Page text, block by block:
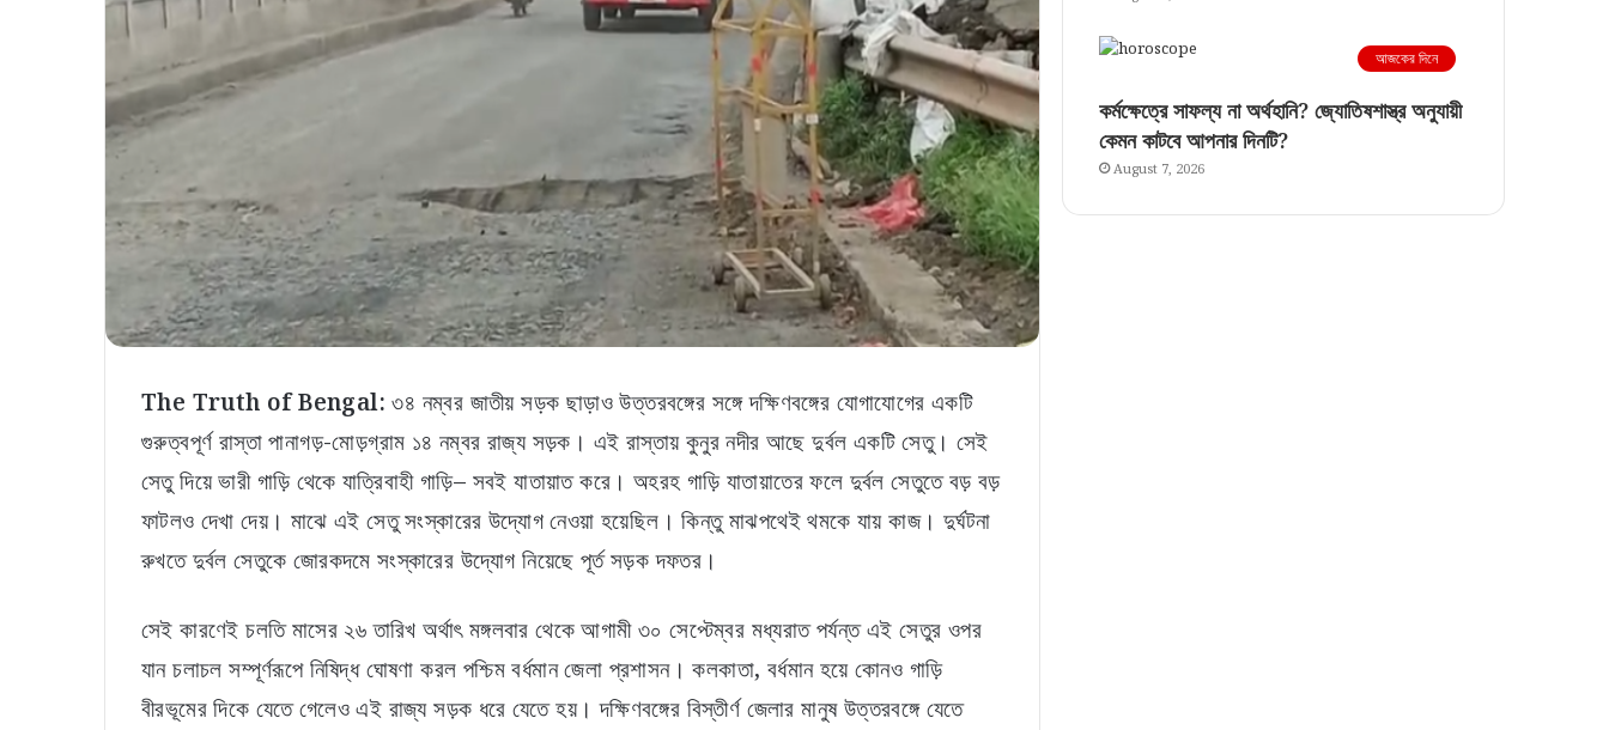
The Truth of Bengal: ৩৪ নম্বর জাতীয় সড়ক ছাড়াও উত্তরবঙ্গের সঙ্গে দক্ষিণবঙ্গের যোগাযোগের একটি
গুরুত্বপূর্ণ রাস্তা পানাগড়-মোড়গ্রাম ১৪ নম্বর রাজ্য সড়ক। এই রাস্তায় কুনুর নদীর আছে দুর্বল একটি সেতু। সেই
সেতু দিয়ে ভারী গাড়ি থেকে যাত্রিবাহী গাড়ি– সবই যাতায়াত করে। অহরহ গাড়ি যাতায়াতের ফলে দুর্বল সেতুতে বড় বড়
ফাটলও দেখা দেয়। মাঝে এই সেতু সংস্কারের উদ্যোগ নেওয়া হয়েছিল। কিন্তু মাঝপথেই থমকে যায় কাজ। দুর্ঘটনা
রুখতে দুর্বল সেতুকে জোরকদমে সংস্কারের উদ্যোগ নিয়েছে পূর্ত সড়ক দফতর।
সেই কারণেই চলতি মাসের ২৬ তারিখ অর্থাৎ মঙ্গলবার থেকে আগামী ৩০ সেপ্টেম্বর মধ্যরাত পর্যন্ত এই সেতুর ওপর
যান চলাচল সম্পূর্ণরূপে নিষিদ্ধ ঘোষণা করল পশ্চিম বর্ধমান জেলা প্রশাসন। কলকাতা, বর্ধমান হয়ে কোনও গাড়ি
বীরভূমের দিকে যেতে গেলেও এই রাজ্য সড়ক ধরে যেতে হয়। দক্ষিণবঙ্গের বিস্তীর্ণ জেলার মানুষ উত্তরবঙ্গে যেতে
আজকের দিনে
কর্মক্ষেত্রে সাফল্য না অর্থহানি? জ্যোতিষশাস্ত্র অনুযায়ী
কেমন কাটবে আপনার দিনটি?
August 7, 2026